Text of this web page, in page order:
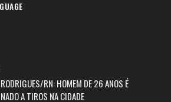
RN: HOMEM DE 26 ANOS É
A TIROS NA CIDADE